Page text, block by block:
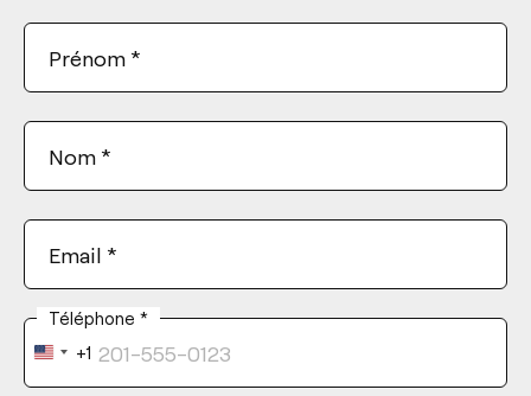
Prénom *
Nom *
Email *
Téléphone *
United
States
+1